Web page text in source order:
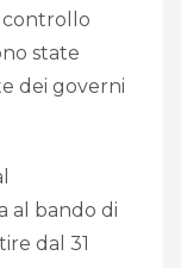
state
dei governi
al bando di
dal 31